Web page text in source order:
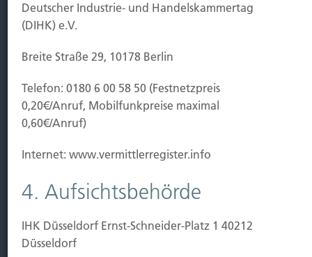
Leben
Vorsorgen
Kauf Grundstück
Baubeginn
Einzug/Vermietung
Hubert Brück KG | Inhaber: Dipl. Ökonom Johannes
Brück | Kapellstraße 2 | 40479 Düsseldorf
Deutscher Industrie- und Handelskammertag
(DIHK) e.V.
Breite Straße 29, 10178 Berlin
Telefon: 0180 6 00 58 50 (Festnetzpreis
0,20€/Anruf, Mobilfunkpreise maximal
0,60€/Anruf)
Internet: www.vermittlerregister.info
4. Aufsichtsbehörde
IHK Düsseldorf Ernst-Schneider-Platz 1 40212
Düsseldorf